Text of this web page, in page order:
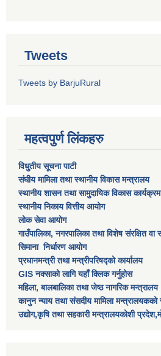
Tweets
Tweets by BarjuRural
महत्वपुर्ण लिंकहरु
विधुतीय सूचना पाटी
संघीय मामिला तथा स्थानीय विकास मन्त्रालय
स्थानीय शासन तथा सामुदायिक विकास कार्यक्रम
स्थानीय निकाय वित्तीय आयोग
लोक सेवा आयोग
गाउँपालिका, नगरपालिका तथा विशेष स‌ंरक्षित वा
सिमाना निर्धारण आयाेग
प्रधानमन्त्री तथा मन्त्रीपरिषद्को कार्यालय
GIS नक्साको लागि यहाँ क्लिक गर्नुहोस
महिला, बालबालिका तथा जेष्ठ नागरिक मन्त्रालय
कानुन न्याय तथा संसदीय मामिला मन्त्रालयकको
उद्योग,कृषि तथा सहकारी मन्त्रालयकोशी